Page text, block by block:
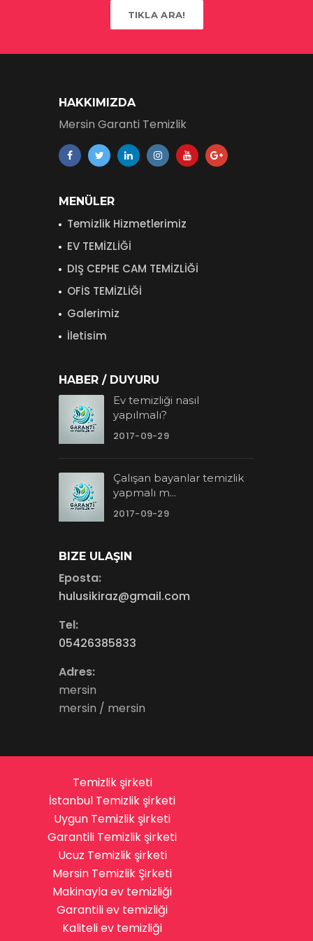
TIKLA ARA!
HAKKIMIZDA
Mersin Garanti Temizlik
MENÜLER
Temizlik Hizmetlerimiz
EV TEMİZLİĞİ
DIŞ CEPHE CAM TEMİZLİĞİ
OFİS TEMİZLİĞİ
Galerimiz
İletisim
HABER / DUYURU
Ev temizliği nasıl
yapılmalı?
2017-09-29
Çalışan bayanlar temizlik
yapmalı m...
2017-09-29
BIZE ULAŞIN
Eposta:
hulusikiraz@gmail.com
Tel:
05426385833
Adres:
mersin
mersin / mersin
Temizlik şirketi
İstanbul Temizlik şirketi
Uygun Temizlik şirketi
Garantili Temizlik şirketi
Ucuz Temizlik şirketi
Mersin Temizlik Şirketi
Makinayla ev temizliği
Garantili ev temizliği
Kaliteli ev temizliği